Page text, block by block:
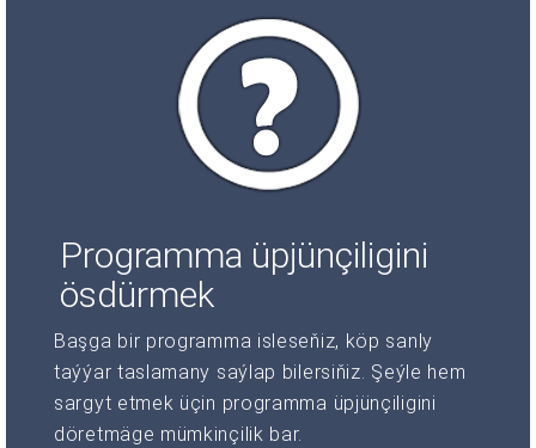
Programma üpjünçiligini
ösdürmek
Başga bir programma isleseňiz, köp sanly
taýýar taslamany saýlap bilersiňiz. Şeýle hem
sargyt etmek üçin programma üpjünçiligini
döretmäge mümkinçilik bar.